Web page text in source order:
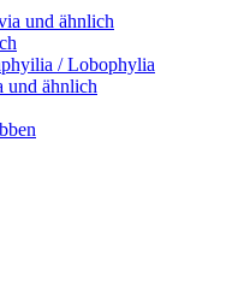
und ähnlich
/ Lobophylia
und ähnlich